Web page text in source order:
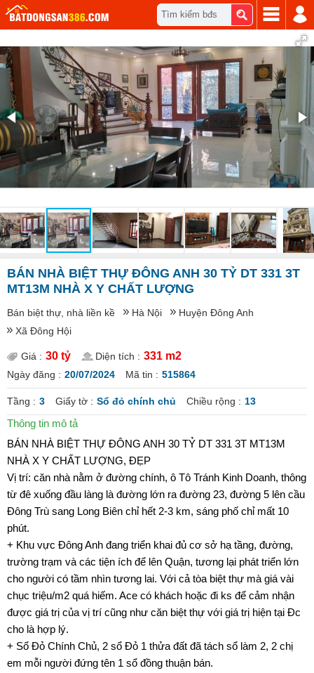
Tìm kiếm bđs
BÁN NHÀ BIỆT THỰ ĐÔNG ANH 30 TỶ DT 331 3T
MT13M NHÀ X Y CHẤT LƯỢNG
Bán biệt thự, nhà liền kề Hà Nội
Huyện Đông Anh
Xã Đông Hội
Giá : 30 tỷ Diện tích : 331 m2
Ngày đăng : 20/07/2024 Mã tin : 515864
Tầng : 3 Giấy tờ : Sổ đỏ chính chủ Chiều rộng : 13
Thông tin mô tả
BÁN NHÀ BIỆT THỰ ĐÔNG ANH 30 TỶ DT 331 3T MT13M
NHÀ X Y CHẤT LƯỢNG, ĐẸP
Vị trí: căn nhà nằm ở đường chính, ô Tô Tránh Kinh Doanh, thông
từ đê xuống đầu làng là đường lớn ra đường 23, đường 5 lên cầu
Đông Trù sang Long Biên chỉ hết 2-3 km, sáng phố chỉ mất 10
phút.
+ Khu vực Đông Anh đang triển khai đủ cơ sở hạ tầng, đường,
trường trạm và các tiện ích để lên Quận, tương lại phát triển lớn
cho người có tầm nhìn tương lai. Với cả tòa biệt thự mà giá vài
chục triệu/m2 quá hiếm. Ace có khách hoặc đi ks để cảm nhận
được giá trị của vị trí cũng như căn biệt thự với giá trị hiện tại Đc
cho là hợp lý.
+ Sổ Đỏ Chính Chủ, 2 sổ Đỏ 1 thửa đất đã tách sổ làm 2, 2 chị
em mỗi người đứng tên 1 sổ đồng thuận bán.